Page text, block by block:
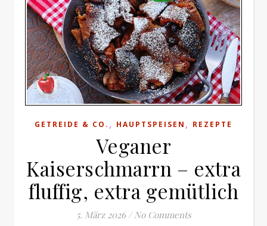
GETREIDE & CO. , HAUPTSPEISEN , REZEPTE
Veganer
Kaiserschmarrn – extra
fluffig, extra gemütlich
5. März 2026 / No Comments